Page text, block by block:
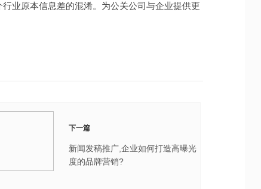
业原本信息差的混淆。为公关公司与企业提供更
下一篇
新闻发稿推广,企业如何打造高曝光
度的品牌营销?